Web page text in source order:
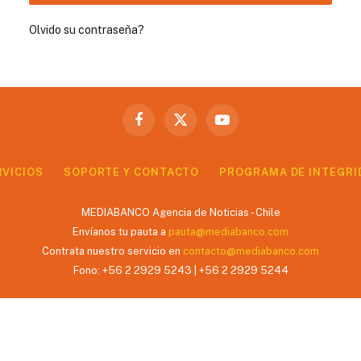
Olvido su contraseña?
Facebook
X
YouTube
SOPORTE Y CONTACTO PROGRAMA DE
MEDIABANCO Agencia de Noticias - Chile
Envíanos tu pauta a pauta@mediabanco.com
Contrata nuestro servicio en contacto@mediabanco.com
Fono: +56 2 2929 5243 | +56 2 2929 5244